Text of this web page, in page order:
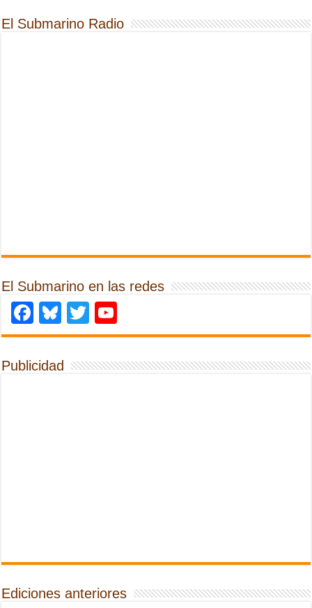
El Submarino Radio
El Submarino en las redes
Facebook
Bluesky
Twitter
Publicidad
Ediciones anteriores